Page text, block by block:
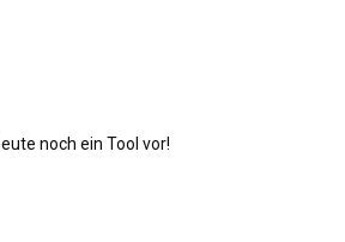
noch ein Tool vor!